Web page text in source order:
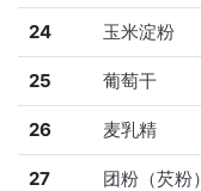
24 玉米淀粉
25 葡萄干
26 麦乳精
27 团粉（芡粉）